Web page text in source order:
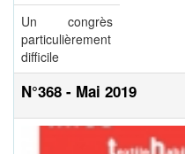
Un congrès
particulièrement
difficile
N°368 - Mai 2019